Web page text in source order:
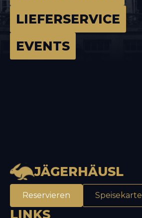
LIEFERSERVICE
EVENTS
JÄGERHÄUSL
Reservieren Speisekarte
LINKS